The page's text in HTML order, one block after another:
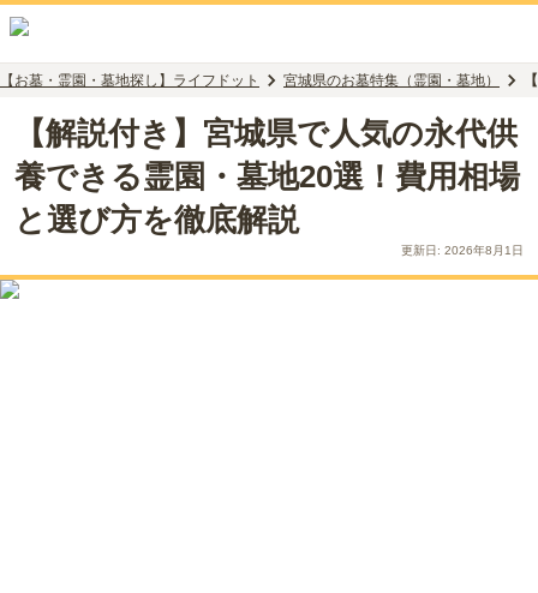
【お墓・霊園・墓地探し】ライフドット 宮城県のお墓特集（霊園・墓地）
【解説付き】宮城県で人気の永代供
養できる霊園・墓地20選！費用相場
と選び方を徹底解説
更新日: 2026年8月1日